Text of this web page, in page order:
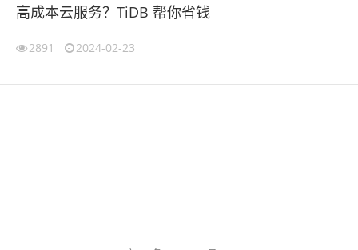
高成本云服务？TiDB 帮你省钱
2891 2024-02-23